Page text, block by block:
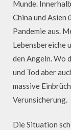
Munde.
China und Asien
Pandemie aus.
Lebensbereiche
den Angeln. Wo
und Tod aber
massive
Verunsicherung.
Die Situation